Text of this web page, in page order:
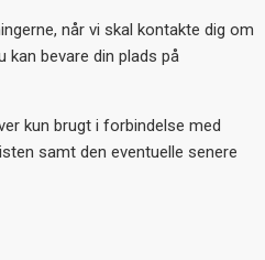
når vi skal kontakte dig om
kan bevare din plads på
kun brugt i forbindelse med
samt den eventuelle senere